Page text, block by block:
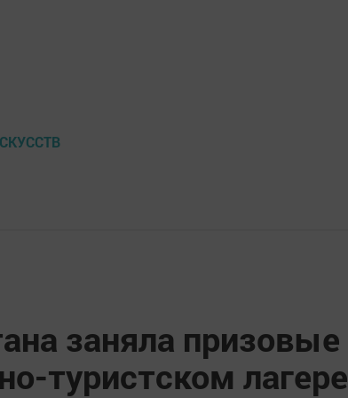
заняла призовые
туристском лагере